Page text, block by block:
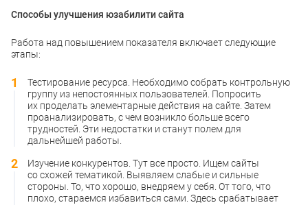
Способы улучшения юзабилити сайта
Работа над повышением показателя включает следующие
этапы:
Тестирование ресурса. Необходимо собрать контрольную
группу из непостоянных пользователей. Попросить
их проделать элементарные действия на сайте. Затем
проанализировать, с чем возникло больше всего
трудностей. Эти недостатки и станут полем для
дальнейшей работы.
Изучение конкурентов. Тут все просто. Ищем сайты
со схожей тематикой. Выявляем слабые и сильные
стороны. То, что хорошо, внедряем у себя. От того, что
плохо, стараемся избавиться сами. Здесь срабатывает